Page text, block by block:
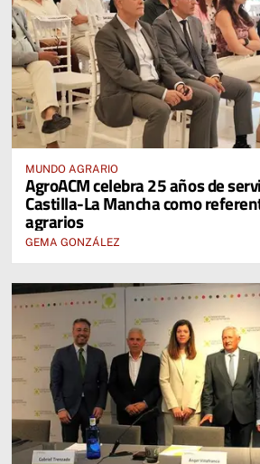
MUNDO AGRARIO
AgroACM celebra 25 años de
Castilla-La Mancha como
agrarios
GEMA GONZÁLEZ